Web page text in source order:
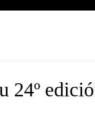
24º